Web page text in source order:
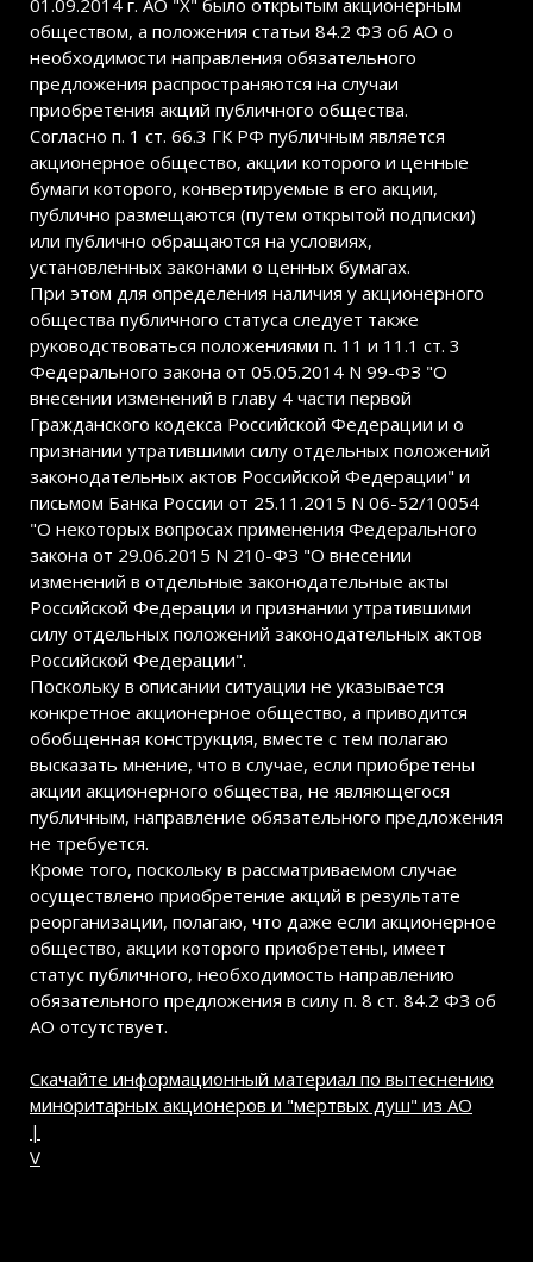
01.09.2014 г. АО "X" было открытым акционерным
обществом, а положения статьи 84.2 ФЗ об АО о
необходимости направления обязательного
предложения распространяются на случаи
приобретения акций публичного общества.
Согласно п. 1 ст. 66.3 ГК РФ публичным является
акционерное общество, акции которого и ценные
бумаги которого, конвертируемые в его акции,
публично размещаются (путем открытой подписки)
или публично обращаются на условиях,
установленных законами о ценных бумагах.
При этом для определения наличия у акционерного
общества публичного статуса следует также
руководствоваться положениями п. 11 и 11.1 ст. 3
Федерального закона от 05.05.2014 N 99-ФЗ "О
внесении изменений в главу 4 части первой
Гражданского кодекса Российской Федерации и о
признании утратившими силу отдельных положений
законодательных актов Российской Федерации" и
письмом Банка России от 25.11.2015 N 06-52/10054
"О некоторых вопросах применения Федерального
закона от 29.06.2015 N 210-ФЗ "О внесении
изменений в отдельные законодательные акты
Российской Федерации и признании утратившими
силу отдельных положений законодательных актов
Российской Федерации".
Поскольку в описании ситуации не указывается
конкретное акционерное общество, а приводится
обобщенная конструкция, вместе с тем полагаю
высказать мнение, что в случае, если приобретены
акции акционерного общества, не являющегося
публичным, направление обязательного предложения
не требуется.
Кроме того, поскольку в рассматриваемом случае
осуществлено приобретение акций в результате
реорганизации, полагаю, что даже если акционерное
общество, акции которого приобретены, имеет
статус публичного, необходимость направлению
обязательного предложения в силу п. 8 ст. 84.2 ФЗ об
АО отсутствует.
Скачайте информационный материал по вытеснению
миноритарных акционеров и "мертвых душ" из АО
|
V